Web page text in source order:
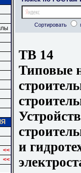
<<
<<
Сортировать
ТВ 14
Типовые
и